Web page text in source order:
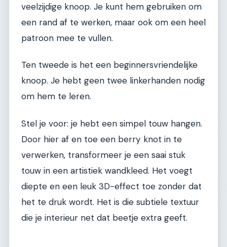
veelzijdige knoop. Je kunt hem gebruiken om
een rand af te werken, maar ook om een heel
patroon mee te vullen.
Ten tweede is het een beginnersvriendelijke
knoop. Je hebt geen twee linkerhanden nodig
om hem te leren.
Stel je voor: je hebt een simpel touw hangen.
Door hier af en toe een berry knot in te
verwerken, transformeer je een saai stuk
touw in een artistiek wandkleed. Het voegt
diepte en een leuk 3D-effect toe zonder dat
het te druk wordt. Het is die subtiele textuur
die je interieur net dat beetje extra geeft.